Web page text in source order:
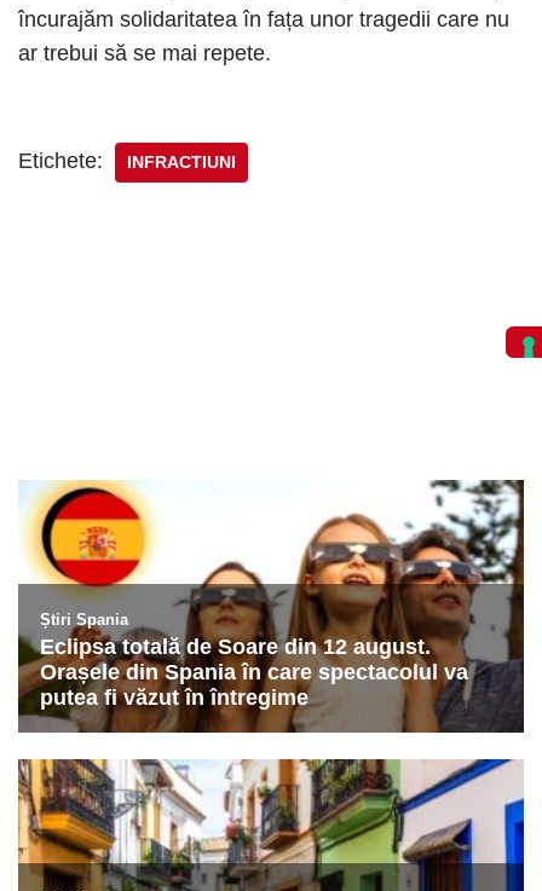
încurajăm solidaritatea în fața unor tragedii care nu
ar trebui să se mai repete.
Etichete: INFRACTIUNI